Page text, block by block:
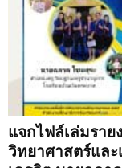
แจกไฟล์เล่มรา
วิทยาศาสตร์และ